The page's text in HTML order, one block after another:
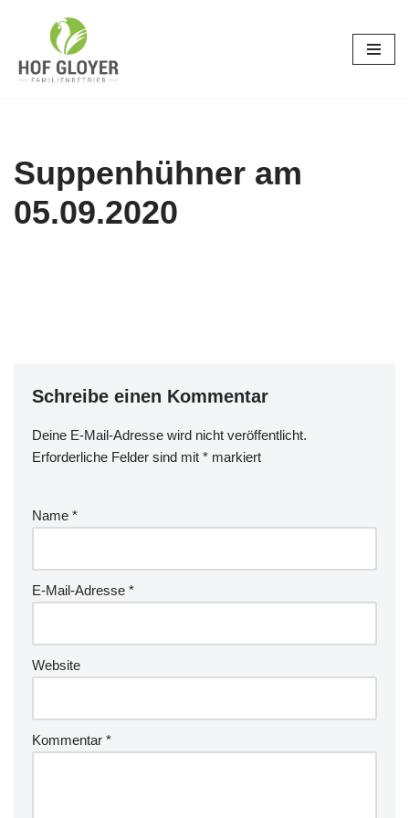
Inhalt
Suppenhühner am
05.09.2020
Schreibe einen Kommentar
Deine E-Mail-Adresse wird nicht veröffentlicht.
Erforderliche Felder sind mit * markiert
Name *
E-Mail-Adresse *
Website
Kommentar *